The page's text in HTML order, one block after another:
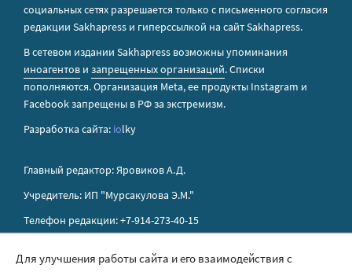
социальных сетях разрешается только с письменного согласия
редакции Sakhapress и гиперссылкой на сайт Sakhapress.
В сетевом издании Sakhapress возможны упоминания
иноагентов и запрещенных организаций. Списки
пополняются. Организация Metа, ее продукты Instagram и
Facebook запрещены в РФ за экстремизм.
Разработка сайта: iolky
Главный редактор: Яровиков А.Д.
Учредитель: ИП "Мурсакулова Э.М."
Телефон редакции: +7-914-273-40-15
Для улучшения работы сайта и его взаимодействия с